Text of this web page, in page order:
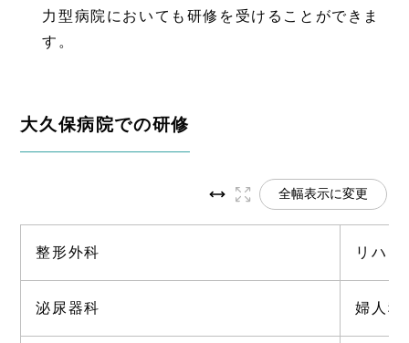
力型病院においても研修を受けることができま
す。
大久保病院での研修
全幅表示に変更
整形外科 リハビ
泌尿器科 婦人科